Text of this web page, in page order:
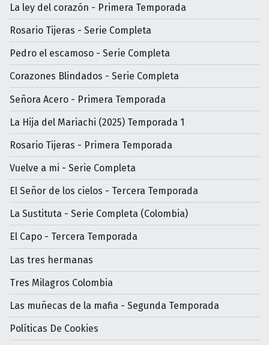
La ley del corazón - Primera Temporada
Rosario Tijeras - Serie Completa
Pedro el escamoso - Serie Completa
Corazones Blindados - Serie Completa
Señora Acero - Primera Temporada
La Hija del Mariachi (2025) Temporada 1
Rosario Tijeras - Primera Temporada
Vuelve a mi - Serie Completa
El Señor de los cielos - Tercera Temporada
La Sustituta - Serie Completa (Colombia)
El Capo - Tercera Temporada
Las tres hermanas
Tres Milagros Colombia
Las muñecas de la mafia - Segunda Temporada
Políticas De Cookies